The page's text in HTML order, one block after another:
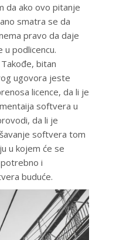
da ako ovo pitanje
smatra se da
pravo da daje
u podlicencu.
bitan
ugovora jeste
licence, da li je
softvera u
da li je
softvera tom
u kojem će se
i
buduće.